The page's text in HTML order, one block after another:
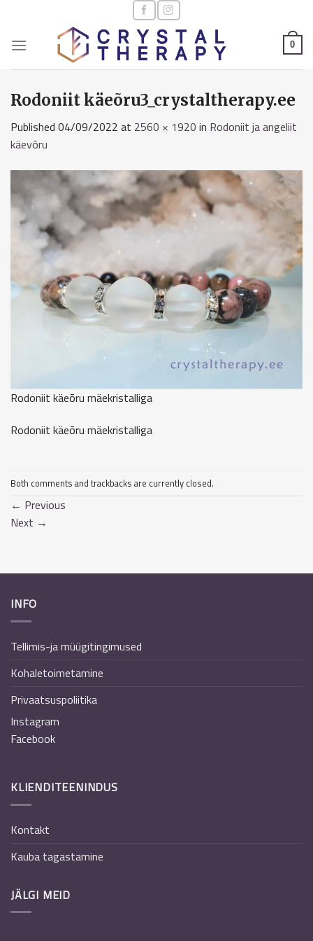
content
0
Rodoniit käeõru3_crystaltherapy.ee
Published 04/09/2022 at 2560 × 1920 in Rodoniit ja angeliit
käevõru
Rodoniit käeõru mäekristalliga
Rodoniit käeõru mäekristalliga
Both comments and trackbacks are currently closed.
← Previous
Next →
INFO
Tellimis-ja müügitingimused
Kohaletoimetamine
Privaatsuspoliitika
Instagram
Facebook
KLIENDITEENINDUS
Kontakt
Kauba tagastamine
JÄLGI MEID